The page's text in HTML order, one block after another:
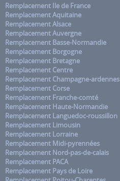
Remplacement Ile de France
Remplacement Aquitaine
Remplacement Alsace
Remplacement Auvergne
Remplacement Basse-Normandie
Remplacement Borgogne
Remplacement Bretagne
Remplacement Centre
Remplacement Champagne-ardennes
Remplacement Corse
Remplacement Franche-comté
Remplacement Haute-Normandie
Remplacement Languedoc-roussillon
Remplacement Limousin
Remplacement Lorraine
Remplacement Midi-pyrennées
Remplacement Nord-pas-de-calais
Remplacement PACA
Remplacement Pays de Loire